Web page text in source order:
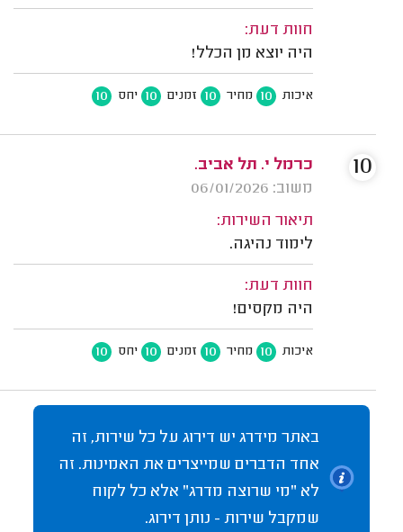
חוות דעת:
היה יוצא מן הכלל!
איכות 10 מחיר 10 זמנים 10 יחס 10
כרמל י. תל אביב.
משוב: 06/01/2026
תיאור השירות:
לימוד נהיגה.
חוות דעת:
היה מקסים!
איכות 10 מחיר 10 זמנים 10 יחס 10
10
באתר מידרג יש דירוג על כל שירות, זה
אחד הדברים שמייצרים את האמינות. זה
לא "מי שרוצה מדרג" אלא כל לקוח
שמקבל שירות - נותן דירוג.